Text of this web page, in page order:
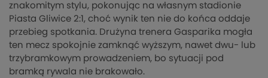
znakomitym stylu, pokonując na własnym stadionie
Piasta Gliwice 2:1, choć wynik ten nie do końca oddaje
przebieg spotkania. Drużyna trenera Gasparika mogła
ten mecz spokojnie zamknąć wyższym, nawet dwu- lub
trzybramkowym prowadzeniem, bo sytuacji pod
bramką rywala nie brakowało.